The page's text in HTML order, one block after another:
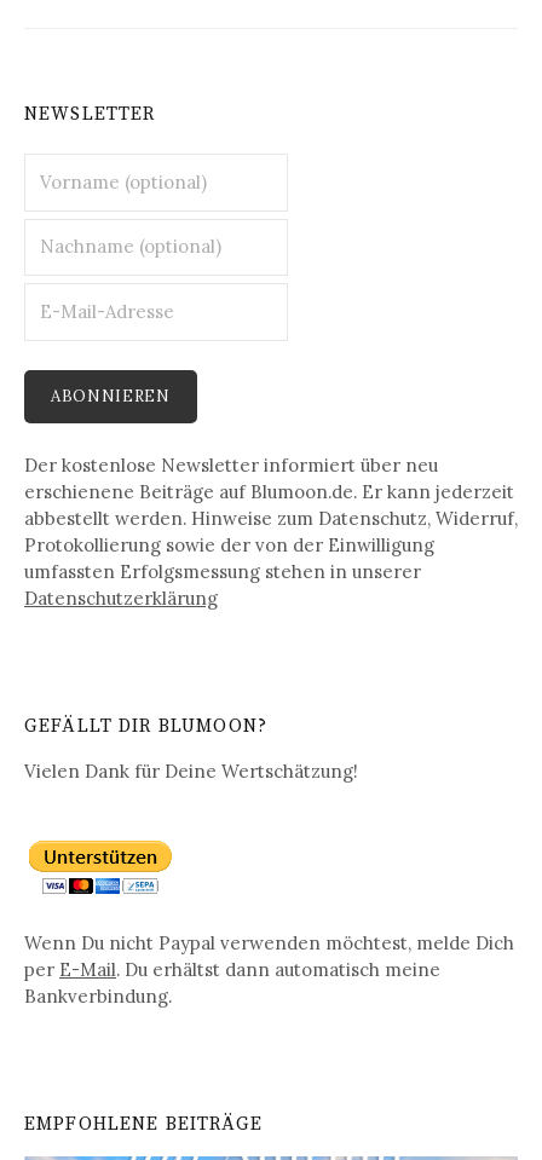
NEWSLETTER
Der kostenlose Newsletter informiert über neu
erschienene Beiträge auf Blumoon.de. Er kann jederzeit
abbestellt werden. Hinweise zum Datenschutz, Widerruf,
Protokollierung sowie der von der Einwilligung
umfassten Erfolgsmessung stehen in unserer
Datenschutz­erklärung
GEFÄLLT DIR BLUMOON?
Vielen Dank für Deine Wertschätzung!
Wenn Du nicht Paypal verwenden möchtest, melde Dich
per E-Mail. Du erhältst dann automatisch meine
Bankverbindung.
EMPFOHLENE BEITRÄGE